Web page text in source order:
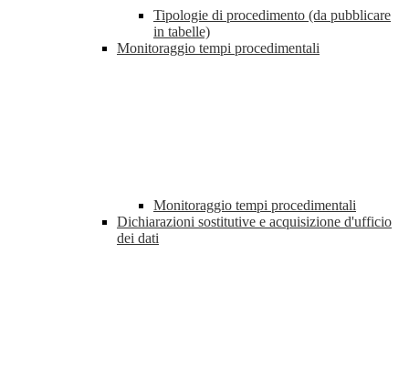
Tipologie di procedimento (da pubblicare
in tabelle)
Monitoraggio tempi procedimentali
Monitoraggio tempi procedimentali
Dichiarazioni sostitutive e acquisizione d'ufficio
dei dati